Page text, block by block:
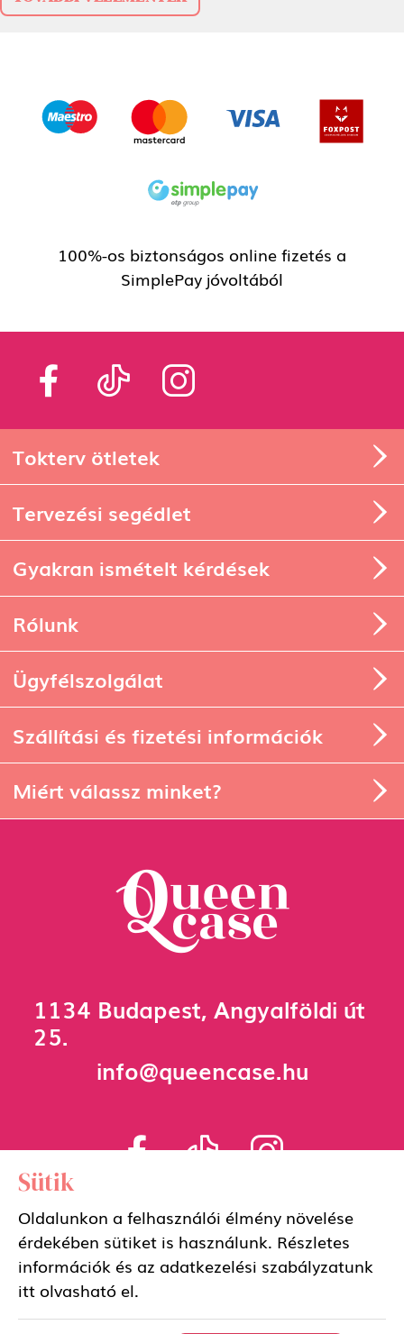
SimplePay jóvoltából
Tokterv ötletek
Tervezési segédlet
Gyakran ismételt kérdések
Rólunk
Ügyfélszolgálat
Szállítási és fizetési információk
Miért válassz minket?
25.
Adatkezelési szabályzat
Általános szerződési feltételek
Sütik
Oldalunkon a felhasználói élmény növelése
érdekében sütiket is használunk. Részletes
információk és az adatkezelési szabályzatunk
itt olvasható el.